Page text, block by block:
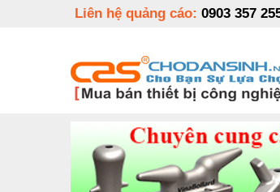
Liên hệ quảng cáo: 0903 357